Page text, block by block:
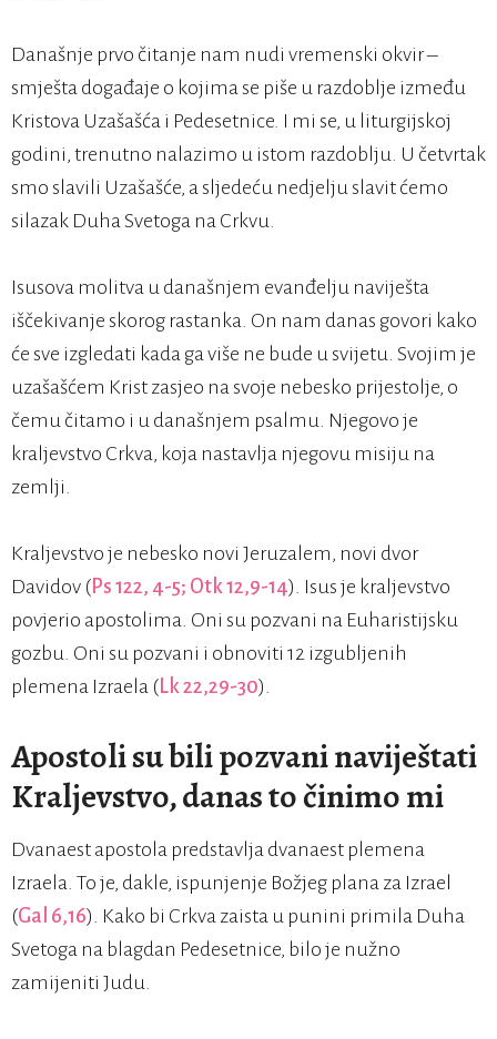
Današnje prvo čitanje nam nudi vremenski okvir –
smješta događaje o kojima se piše u razdoblje između
Kristova Uzašašća i Pedesetnice. I mi se, u liturgijskoj
godini, trenutno nalazimo u istom razdoblju. U četvrtak
smo slavili Uzašašće, a sljedeću nedjelju slavit ćemo
silazak Duha Svetoga na Crkvu.
Isusova molitva u današnjem evanđelju naviješta
iščekivanje skorog rastanka. On nam danas govori kako
će sve izgledati kada ga više ne bude u svijetu. Svojim je
uzašašćem Krist zasjeo na svoje nebesko prijestolje, o
čemu čitamo i u današnjem psalmu. Njegovo je
kraljevstvo Crkva, koja nastavlja njegovu misiju na
zemlji.
Kraljevstvo je nebesko novi Jeruzalem, novi dvor
Davidov ( Ps 122, 4-5; Otk 12,9-14). Isus je kraljevstvo
povjerio apostolima. Oni su pozvani na Euharistijsku
gozbu. Oni su pozvani i obnoviti 12 izgubljenih
plemena Izraela ( Lk 22,29-30).
Apostoli su bili pozvani naviještati
Kraljevstvo, danas to činimo mi
Dvanaest apostola predstavlja dvanaest plemena
Izraela. To je, dakle, ispunjenje Božjeg plana za Izrael
(Gal 6,16). Kako bi Crkva zaista u punini primila Duha
Svetoga na blagdan Pedesetnice, bilo je nužno
zamijeniti Judu.